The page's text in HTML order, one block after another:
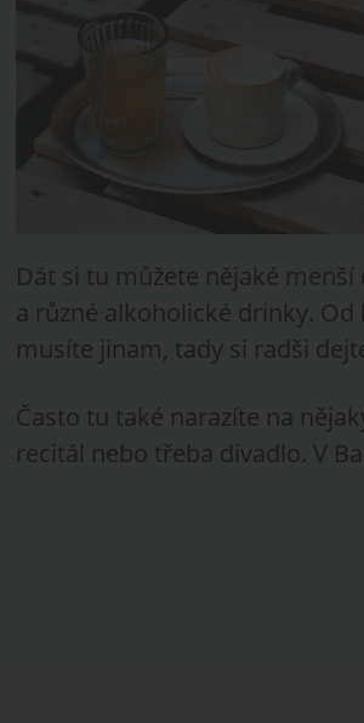
Dát si tu můžete nějaké
a různé alkoholické drinky.
musíte jinam, tady si radši
Často tu také narazíte na
recitál nebo třeba divadlo. V